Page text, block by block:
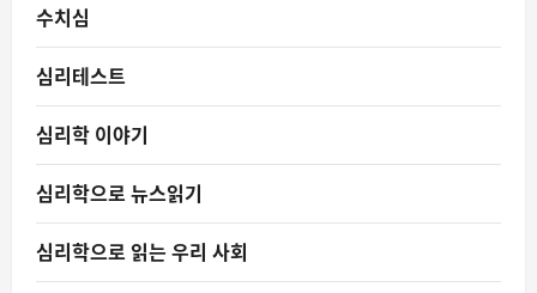
수치심
심리테스트
심리학 이야기
심리학으로 뉴스읽기
심리학으로 읽는 우리 사회